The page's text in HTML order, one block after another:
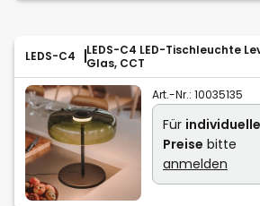
LEDS-C4
LEDS-C4 LED-Tischleuchte
Glas, CCT
Art.-Nr.: 10035135
Für individuelle
Preise bitte
anmelden